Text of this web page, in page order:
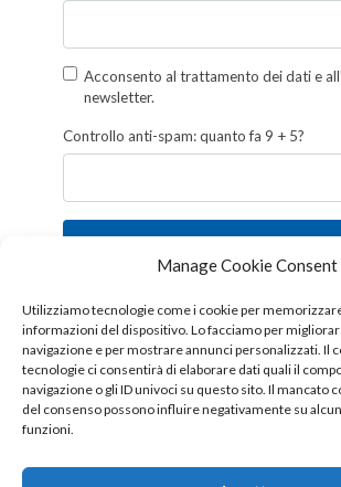
Manage Cookie Consent
Utilizziamo tecnologie come i cookie per
informazioni del dispositivo. Lo facciamo per
navigazione e per mostrare annunci personalizzati. Il
tecnologie ci consentirà di elaborare dati quali il
navigazione o gli ID univoci su questo sito. Il mancato
del consenso possono influire negativamente su
funzioni.
Acconsento al trattamento dei dati e
newsletter.
Controllo anti-spam: quanto fa 9 + 5?
Follow us!